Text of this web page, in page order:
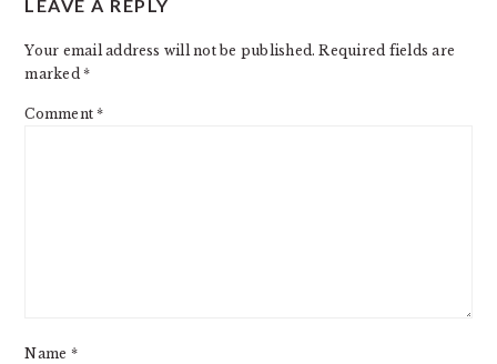
INTERACTIONS
LEAVE A REPLY
Your email address will not be published. Required fields are
marked*
Comment*
Name *